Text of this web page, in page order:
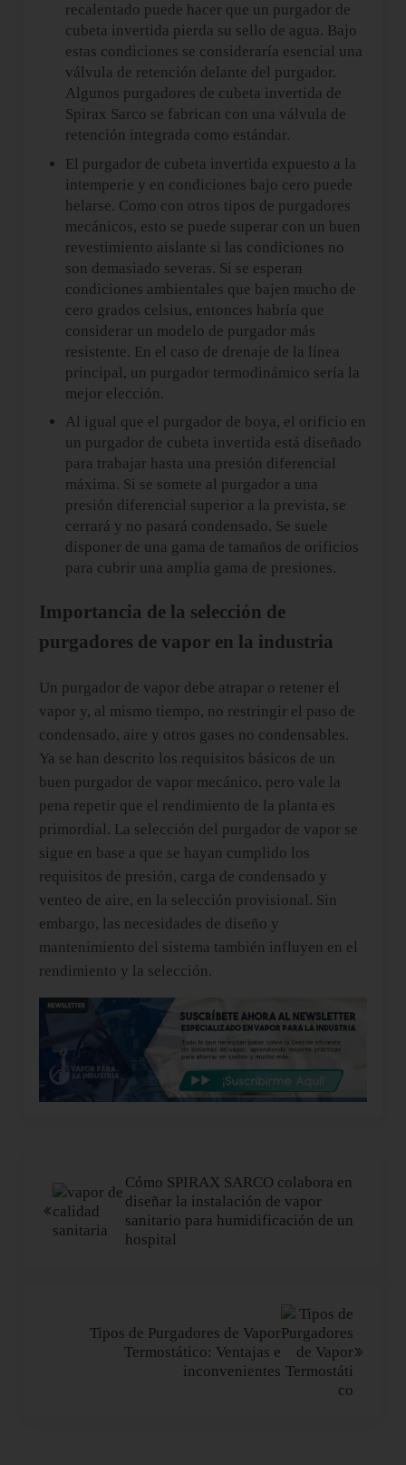
recalentado puede hacer que un purgador de
cubeta invertida pierda su sello de agua. Bajo
estas condiciones se consideraría esencial una
válvula de retención delante del purgador.
Algunos purgadores de cubeta invertida de
Spirax Sarco se fabrican con una válvula de
retención integrada como estándar.
El purgador de cubeta invertida expuesto a la
intemperie y en condiciones bajo cero puede
helarse. Como con otros tipos de purgadores
mecánicos, esto se puede superar con un buen
revestimiento aislante si las condiciones no
son demasiado severas. Si se esperan
condiciones ambientales que bajen mucho de
cero grados celsius, entonces habría que
considerar un modelo de purgador más
resistente. En el caso de drenaje de la línea
principal, un purgador termodinámico sería la
mejor elección.
Al igual que el purgador de boya, el orificio en
un purgador de cubeta invertida está diseñado
para trabajar hasta una presión diferencial
máxima. Si se somete al purgador a una
presión diferencial superior a la prevista, se
cerrará y no pasará condensado. Se suele
disponer de una gama de tamaños de orificios
para cubrir una amplia gama de presiones.
Importancia de la selección de
purgadores de vapor en la industria
Un purgador de vapor debe atrapar o retener el
vapor y, al mismo tiempo, no restringir el paso de
condensado, aire y otros gases no condensables.
Ya se han descrito los requisitos básicos de un
buen purgador de vapor mecánico, pero vale la
pena repetir que el rendimiento de la planta es
primordial. La selección del purgador de vapor se
sigue en base a que se hayan cumplido los
requisitos de presión, carga de condensado y
venteo de aire, en la selección provisional. Sin
embargo, las necesidades de diseño y
mantenimiento del sistema también influyen en el
rendimiento y la selección.
Cómo SPIRAX SARCO colabora en
diseñar la instalación de vapor
sanitario para humidificación de un
hospital
Tipos de Purgadores de Vapor
Termostático: Ventajas e
inconvenientes